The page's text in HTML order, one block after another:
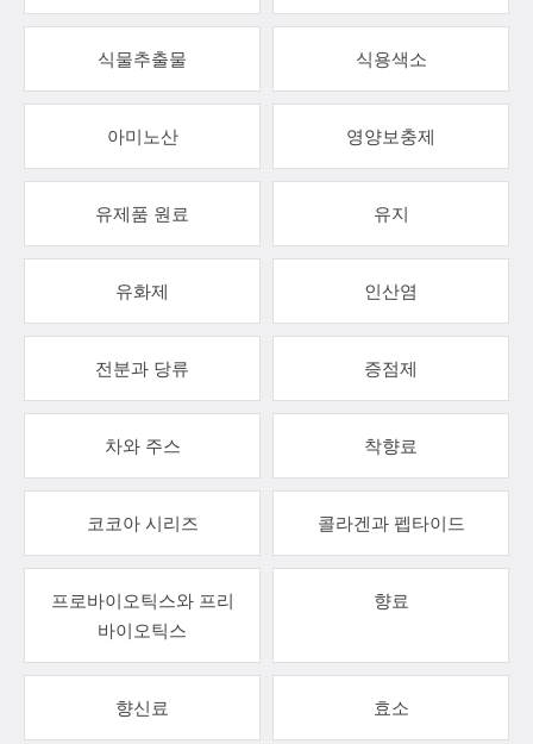
식물추출물 식용색소
아미노산 영양보충제
유제품 원료 유지
유화제 인산염
전분과 당류 증점제
차와 주스 착향료
코코아 시리즈 콜라겐과 펩타이드
프로바이오틱스와 프리
바이오틱스
향료
향신료 효소